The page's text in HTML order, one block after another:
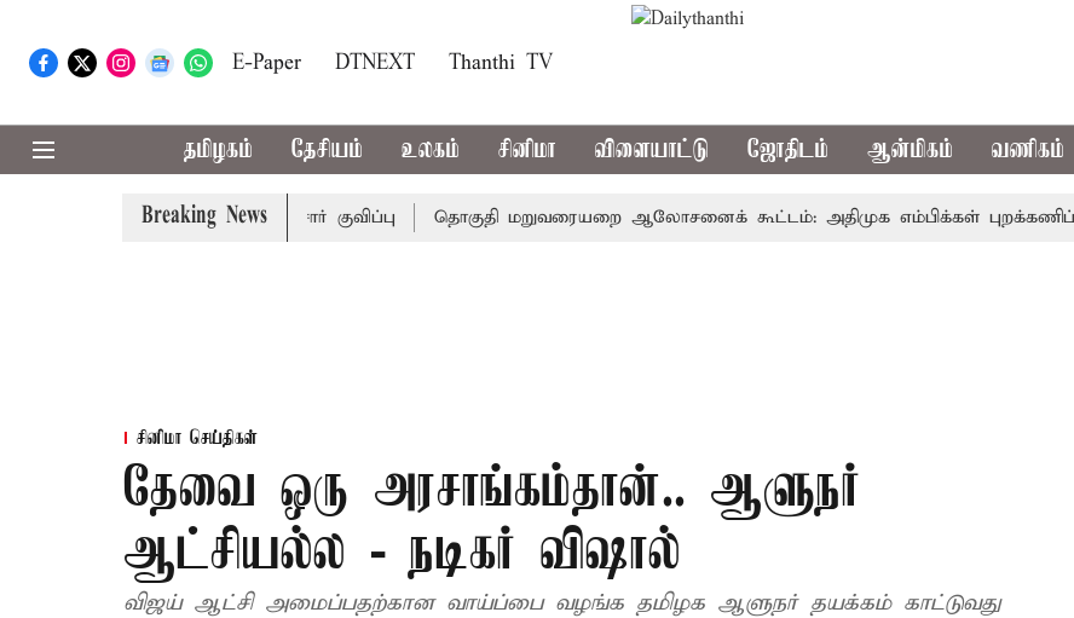
E-Paper DTNEXT Thanthi TV
தமிழகம் தேசியம் உலகம் சினிமா விளையாட்டு ஜோதிடம் ஆன்மிகம் வணிகம்
Breaking News
பாதுகாப்புடன் போலீசார் குவிப்பு தொகுதி மறுவரையறை ஆலோசனைக் கூட்டம்: அதிமுக எம்பிக்கள் புறக்கணிப்பு
சினிமா செய்திகள்
தேவை ஒரு அரசாங்கம்தான்.. ஆளுநர்
ஆட்சியல்ல - நடிகர் விஷால்
விஜய் ஆட்சி அமைப்பதற்கான வாய்ப்பை வழங்க தமிழக ஆளுநர் தயக்கம் காட்டுவது